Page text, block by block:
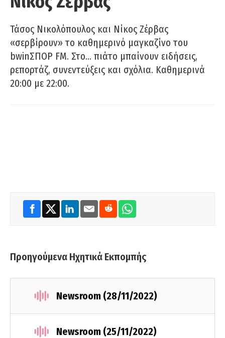
Τάσος Νικολόπουλος και Νίκος Ζέρβας
«σερβίρουν» το καθημερινό μαγκαζίνο του
bwinΣΠΟΡ FM. Στο… πιάτο μπαίνουν ειδήσεις,
ρεπορτάζ, συνεντεύξεις και σχόλια. Καθημερινά
20:00 με 22:00.
Προηγούμενα Ηχητικά Εκπομπής
Newsroom (28/11/2022)
Newsroom (25/11/2022)